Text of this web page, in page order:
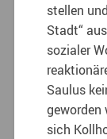
stellen
Stadt“
sozialer
Saulus
geworden
sich